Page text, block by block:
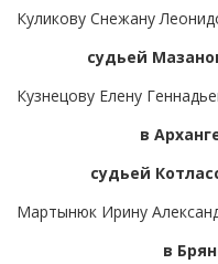
Куликову Снежану
судьей
Кузнецову Елену
в
судьей
Мартынюк Ирину
в